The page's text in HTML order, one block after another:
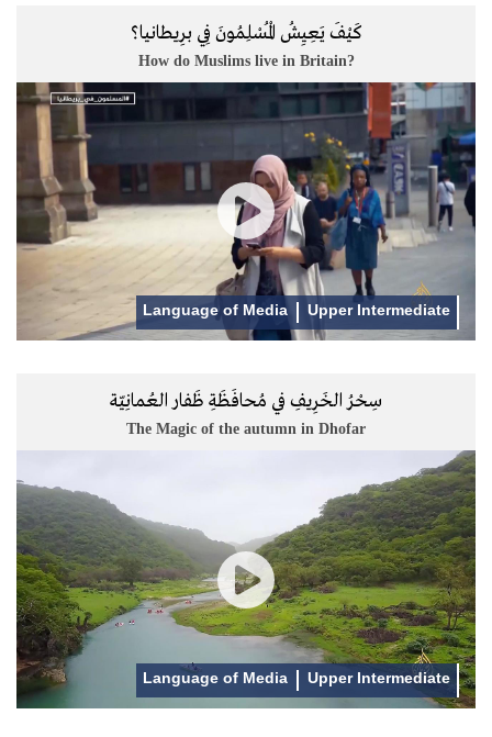
كَيْفَ يَعِيِشُ الْمُسْلِمُونَ فِي برِيطانيا؟
How do Muslims live in Britain?
Language of Media Upper Intermediate
سِحْرُ الخَرِيفِ في مُحافَظَةِ ظَفار العُمانِيّة
The Magic of the autumn in Dhofar
Language of Media Upper Intermediate